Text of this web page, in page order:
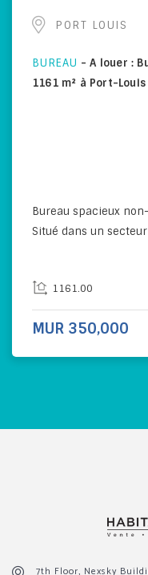
PORT LOUIS
BUREAU -A louer :
1161 m² à Port-Louis
Bureau spacieux
Situé dans un
1161.00
MUR 350,000
7th Floor, Nexsky